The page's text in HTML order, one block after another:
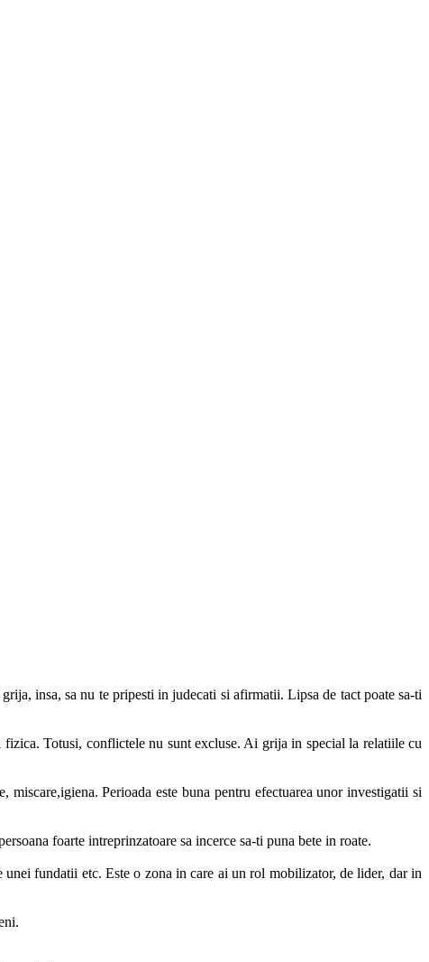
insa, sa nu te pripesti in judecati si afirmatii. Lipsa de tact poate sa-ti
Totusi, conflictele nu sunt excluse. Ai grija in special la relatiile cu
Perioada este buna pentru efectuarea unor investigatii si
foarte intreprinzatoare sa incerce sa-ti puna bete in roate.
fundatii etc. Este o zona in care ai un rol mobilizator, de lider, dar in